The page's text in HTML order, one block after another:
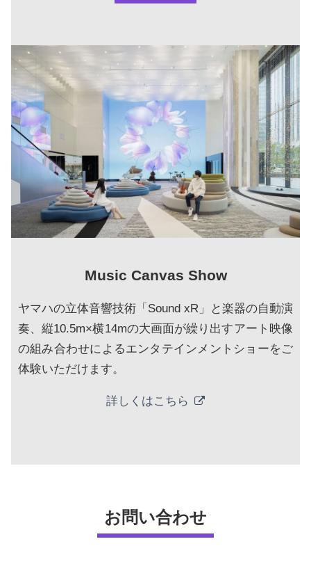
Music Canvas Show
ヤマハの立体音響技術「Sound xR」と楽器の自動演
奏、縦10.5m×横14mの大画面が繰り出すアート映像
の組み合わせによるエンタテインメントショーをご
体験いただけます。
詳しくはこちら
お問い合わせ